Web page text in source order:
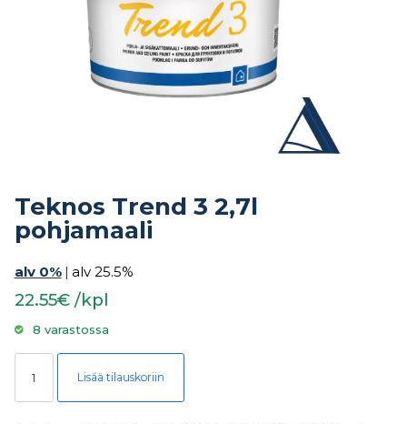
Teknos Trend 3 2,7l
pohjamaali
alv 0% | alv 25.5%
22.55€ /kpl
8 varastossa
Teknos Trend 3 2,7l pohjamaali määrä
Lisää tilauskoriin